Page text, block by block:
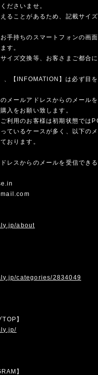
ださいませ。
ることがあるため、記載サイ
手持ちのスマートフォンの画
す。
イズ交換等、お客さまご都合
、【INFOMATION】は必ず目
メールアドレスからのメール
入をお願い致します。
利用のお客様は初期状態では
ているケースが多く、以下の
おります。
レスからのメールを受信でき
about
categories/2834049
】
】